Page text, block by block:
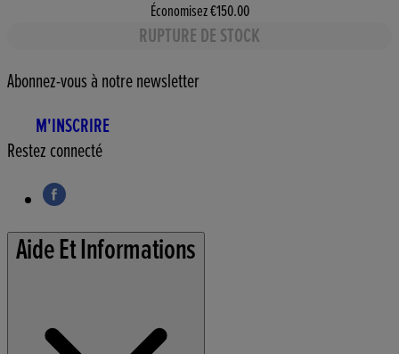
Économisez €150.00
RUPTURE DE STOCK
Abonnez-vous à notre newsletter
M'INSCRIRE
Restez connecté
Aide Et Informations